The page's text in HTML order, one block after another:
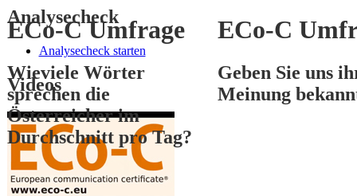
ECo-C Umfrage
Wieviele Wörter
sprechen die
Österreicher im
Durchschnitt pro Tag?
ECo-C
Geben Sie uns
Meinung
3
Analysecheck
Analysecheck starten
Videos